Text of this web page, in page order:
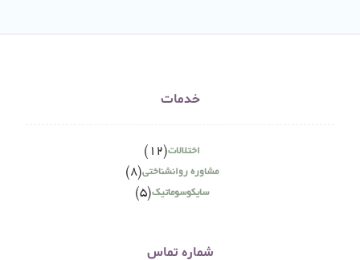
خدمات
اختلالات(12)
مشاوره روانشناختی(8)
سایکوسوماتیک(5)
شماره تماس